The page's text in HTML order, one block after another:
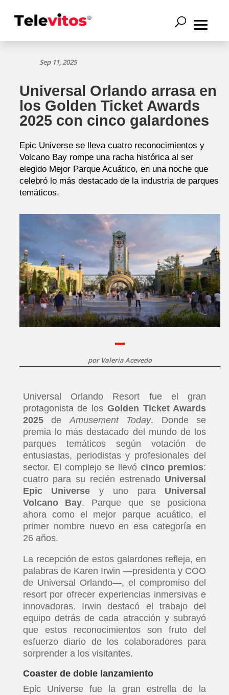
Sep 11, 2025
Universal Orlando arrasa en
los Golden Ticket Awards
2025 con cinco galardones
Epic Universe se lleva cuatro reconocimientos y
Volcano Bay rompe una racha histórica al ser
elegido Mejor Parque Acuático, en una noche que
celebró lo más destacado de la industria de parques
temáticos.
por Valeria Acevedo
Universal Orlando Resort fue el gran
protagonista de los Golden Ticket Awards
2025deAmusement Today. Donde se
premia lo más destacado del mundo de los
parques temáticos según votación de
entusiastas, periodistas y profesionales del
sector. El complejo se llevó cinco premios:
cuatro para su recién estrenado Universal
Epic Universe y uno para Universal
Volcano Bay. Parque que se posiciona
ahora como el mejor parque acuático, el
primer nombre nuevo en esa categoría en
26 años.
La recepción de estos galardones refleja, en
palabras de Karen Irwin —presidenta y COO
de Universal Orlando—, el compromiso del
resort por ofrecer experiencias inmersivas e
innovadoras. Irwin destacó el trabajo del
equipo detrás de cada atracción y subrayó
que estos reconocimientos son fruto del
esfuerzo diario de los colaboradores para
sorprender a los visitantes.
Coaster de doble lanzamiento
Epic Universe fue la gran estrella de la